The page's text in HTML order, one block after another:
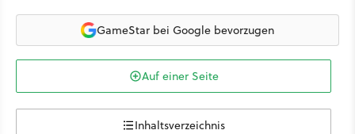
GameStar bei Google bevorzugen
Auf einer Seite
Inhaltsverzeichnis